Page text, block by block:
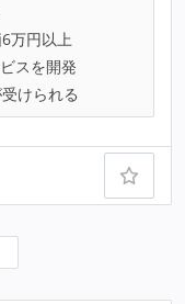
万円以上
スを開発
けられる